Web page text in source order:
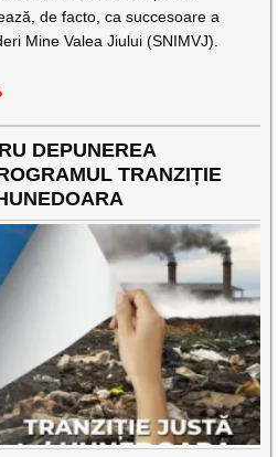
de facto, ca succesoare a
Mine Valea Jiului (SNIMVJ).
DEPUNEREA
TRANZIȚIE